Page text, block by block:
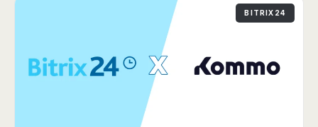
BITRIX24